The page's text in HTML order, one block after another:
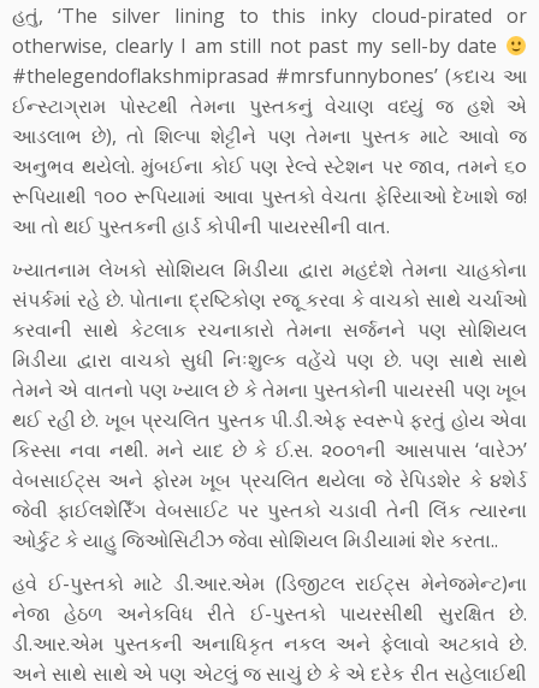
હતું, ‘The silver lining to this inky cloud-pirated or
otherwise, clearly I am still not past my sell-by date
#thelegendoflakshmiprasad #mrsfunnybones’ (કદાચ આ
ઈન્સ્ટાગ્રામ પોસ્ટથી તેમના પુસ્તકનું વેચાણ વધ્યું જ હશે એ
આડલાભ છે), તો શિલ્પા શેટ્ટીને પણ તેમના પુસ્તક માટે આવો જ
અનુભવ થયેલો. મુંબઈના કોઈ પણ રેલ્વે સ્ટેશન પર જાવ, તમને ૬૦
રૂપિયાથી ૧૦૦ રૂપિયામાં આવા પુસ્તકો વેચતા ફેરિયાઓ દેખાશે જ!
આ તો થઈ પુસ્તકની હાર્ડ કોપીની પાયરસીની વાત.
ખ્યાતનામ લેખકો સોશિયલ મિડીયા દ્વારા મહદંશે તેમના ચાહકોના
સંપર્કમાં રહે છે. પોતાના દ્રષ્ટિકોણ રજૂ કરવા કે વાચકો સાથે ચર્ચાઓ
કરવાની સાથે કેટલાક રચનાકારો તેમના સર્જનને પણ સોશિયલ
મિડીયા દ્વારા વાચકો સુધી નિઃશુલ્ક વહેંચે પણ છે. પણ સાથે સાથે
તેમને એ વાતનો પણ ખ્યાલ છે કે તેમના પુસ્તકોની પાયરસી પણ ખૂબ
થઈ રહી છે. ખૂબ પ્રચલિત પુસ્તક પી.ડી.એફ સ્વરૂપે ફરતું હોય એવા
કિસ્સા નવા નથી. મને યાદ છે કે ઈ.સ. ૨૦૦૧ની આસપાસ ‘વારેઝ’
વેબસાઈટ્સ અને ફોરમ ખૂબ પ્રચલિત થયેલા જે રેપિડશેર કે ૪શેર્ડ
જેવી ફાઈલશેરિઁગ વેબસાઈટ પર પુસ્તકો ચડાવી તેની લિંક ત્યારના
ઓર્કુટ કે યાહુ જિઓસિટીઝ જેવા સોશિયલ મિડીયામાં શેર કરતા..
હવે ઈ-પુસ્તકો માટે ડી.આર.એમ (ડિજીટલ રાઈટ્સ મેનેજમેન્ટ)ના
નેજા હેઠળ અનેકવિધ રીતે ઈ-પુસ્તકો પાયરસીથી સુરક્ષિત છે.
ડી.આર.એમ પુસ્તકની અનાધિકૃત નકલ અને ફેલાવો અટકાવે છે.
અને સાથે સાથે એ પણ એટલું જ સાચું છે કે એ દરેક રીત સહેલાઈથી